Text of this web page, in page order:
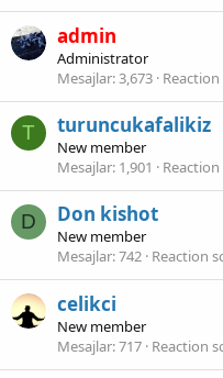
admin
Administrator
Mesajlar 3,673
T turuncukafalikiz
New member
Mesajlar 1,901
D Don kishot
New member
Mesajlar 742 Reaction
celikci
New member
Mesajlar 717 Reaction